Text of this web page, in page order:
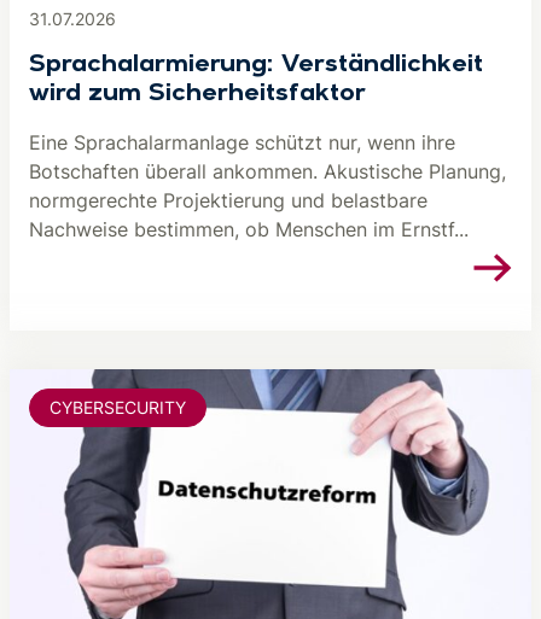
31.07.2026
Sprachalarmierung: Verständlichkeit
wird zum Sicherheitsfaktor
Eine Sprachalarmanlage schützt nur, wenn ihre
Botschaften überall ankommen. Akustische Planung,
normgerechte Projektierung und belastbare
Nachweise bestimmen, ob Menschen im Ernstf...
CYBERSECURITY